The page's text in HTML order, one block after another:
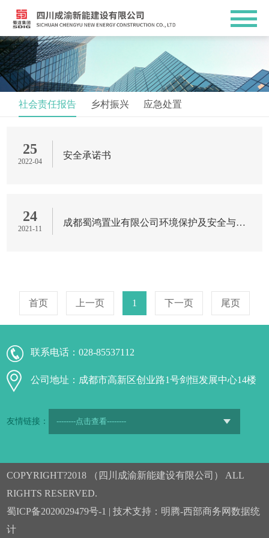
社会责任报告 乡村振兴 应急处置
25
2022-04
安全承诺书
24
2021-11
成都蜀鸿置业有限公司环境保护及安全与健康社会责任报...
首页 上一页 1 下一页 尾页
联系电话：028-85537112
公司地址：成都市高新区创业路1号剑恒发展中心14楼
友情链接：
COPYRIGHT?2018 （四川成渝新能建设有限公司） ALL
RIGHTS RESERVED.
蜀ICP备2020029479号-1 | 技术支持： 明腾-西部商务网数据统
计